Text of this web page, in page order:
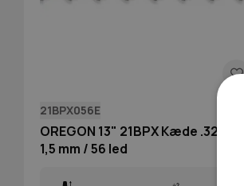
21BPX056E
OREGON 13" 21BPX Kæde .325" /
1,5 mm / 56 led